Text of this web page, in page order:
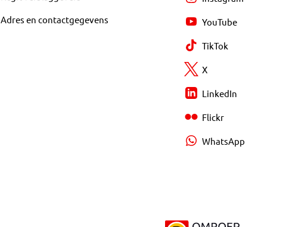
Adres en contactgegevens YouTube
TikTok
X
LinkedIn
Flickr
WhatsApp